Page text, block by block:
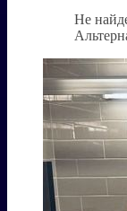
Не